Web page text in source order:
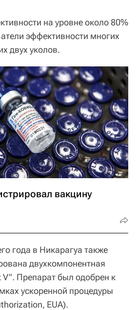
на уровне около 80%
эффективности многих
двух уколов.
вакцину
года в Никарагуа также
двухкомпонентная
V". Препарат был одобрен к
ускоренной процедуры
EUA).